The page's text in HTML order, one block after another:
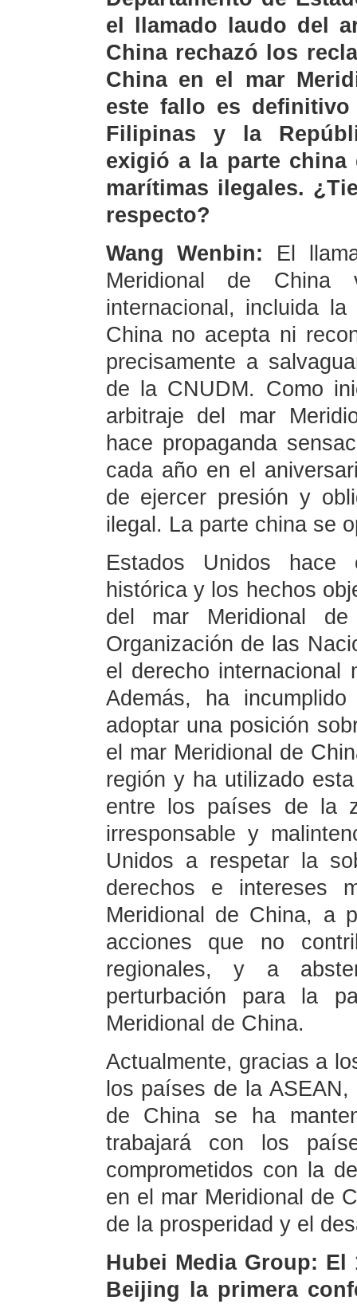
el llamado laudo del
China rechazó los
China en el mar
este fallo es
Filipinas y la
exigió a la parte china
marítimas ilegales.
respecto?
Wang Wenbin: El
Meridional de China
internacional, incluida
China no acepta ni
precisamente a
de la CNUDM. Como
arbitraje del mar
hace propaganda
cada año en el
de ejercer presión y
ilegal. La parte china se
Estados Unidos
histórica y los hechos
del mar Meridional
Organización de las
el derecho internacional
Además, ha
adoptar una posición
el mar Meridional de
región y ha utilizado
entre los países de la
irresponsable y
Unidos a respetar la
derechos e intereses
Meridional de China, a
acciones que no
regionales, y a
perturbación para la
Meridional de China.
Actualmente, gracias a
los países de la
de China se ha
trabajará con los
comprometidos con la
en el mar Meridional de
de la prosperidad y el
Hubei Media Group:
Beijing la primera